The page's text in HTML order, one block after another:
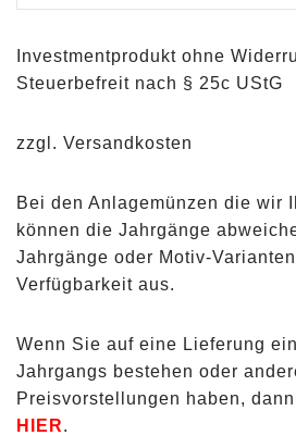
Investmentprodukt ohne
Steuerbefreit nach § 25c UStG
zzgl. Versandkosten
Bei den Anlagemünzen die wir
können die Jahrgänge
Jahrgänge oder Motiv-
Verfügbarkeit aus.
Wenn Sie auf eine Lieferung
Jahrgangs bestehen oder
Preisvorstellungen haben,
HIER.